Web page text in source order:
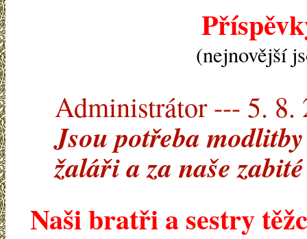
(nejnovější
Administrátor --- 5. 8.
Jsou potřeba
žaláři a za naše zabité
Naši bratři a sestry